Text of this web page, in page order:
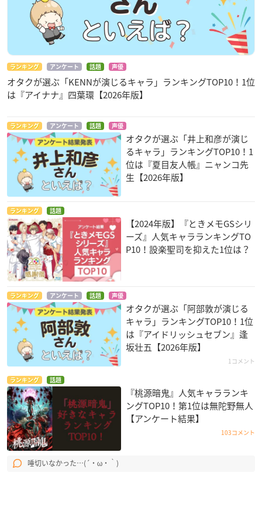
ランキング アンケート 話題 声優
オタクが選ぶ「KENNが演じるキャラ」ランキングTOP10！1位
は『アイナナ』四葉環【2026年版】
ランキング アンケート 話題 声優
オタクが選ぶ「井上和彦が演じ
るキャラ」ランキングTOP10！1
位は『夏目友人帳』ニャンコ先
生【2026年版】
ランキング 話題
【2024年版】『ときメモGSシリ
ーズ』人気キャラランキングTO
P10！設楽聖司を抑えた1位は？
ランキング アンケート 話題 声優
オタクが選ぶ「阿部敦が演じる
キャラ」ランキングTOP10！1位
は『アイドリッシュセブン』逢
坂壮五【2026年版】
1コメント
ランキング 話題
『桃源暗鬼』人気キャラランキ
ングTOP10！第1位は無陀野無人
【アンケート結果】
103コメント
唾切いなかった…(´・ω・｀)